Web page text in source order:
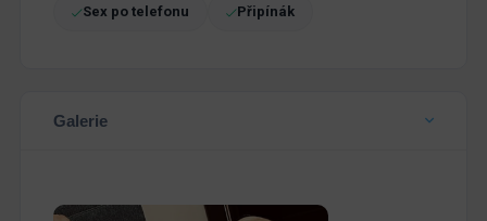
Sex po telefonu Připínák
Galerie